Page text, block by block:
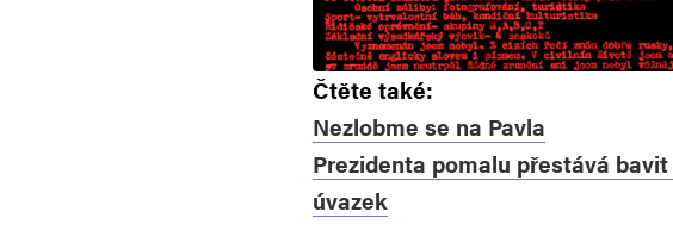
Čtěte také:
Nezlobme se na Pavla
Prezidenta pomalu přestává
úvazek